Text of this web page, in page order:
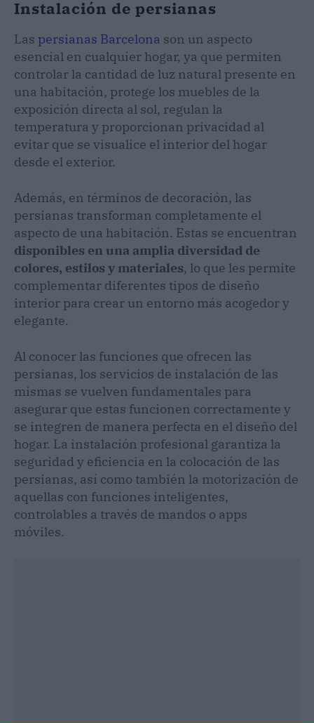
Instalación de persianas
Las persianas Barcelona son un aspecto
esencial en cualquier hogar, ya que permiten
controlar la cantidad de luz natural presente en
una habitación, protege los muebles de la
exposición directa al sol, regulan la
temperatura y proporcionan privacidad al
evitar que se visualice el interior del hogar
desde el exterior.
Además, en términos de decoración, las
persianas transforman completamente el
aspecto de una habitación. Estas se encuentran
disponibles en una amplia diversidad de
colores, estilos y materiales, lo que les permite
complementar diferentes tipos de diseño
interior para crear un entorno más acogedor y
elegante.
Al conocer las funciones que ofrecen las
persianas, los servicios de instalación de las
mismas se vuelven fundamentales para
asegurar que estas funcionen correctamente y
se integren de manera perfecta en el diseño del
hogar. La instalación profesional garantiza la
seguridad y eficiencia en la colocación de las
persianas, así como también la motorización de
aquellas con funciones inteligentes,
controlables a través de mandos o apps
móviles.